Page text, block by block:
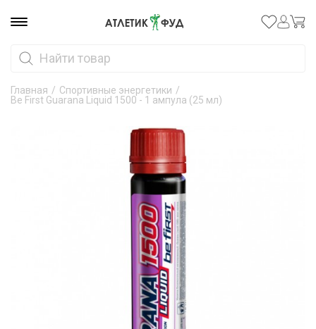
Главная / Спортивные энергетики /
Be First Guarana Liquid 1500 - 1 ампула (25 мл)